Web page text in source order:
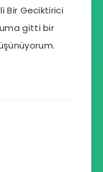
Bir Geciktirici
gitti bir